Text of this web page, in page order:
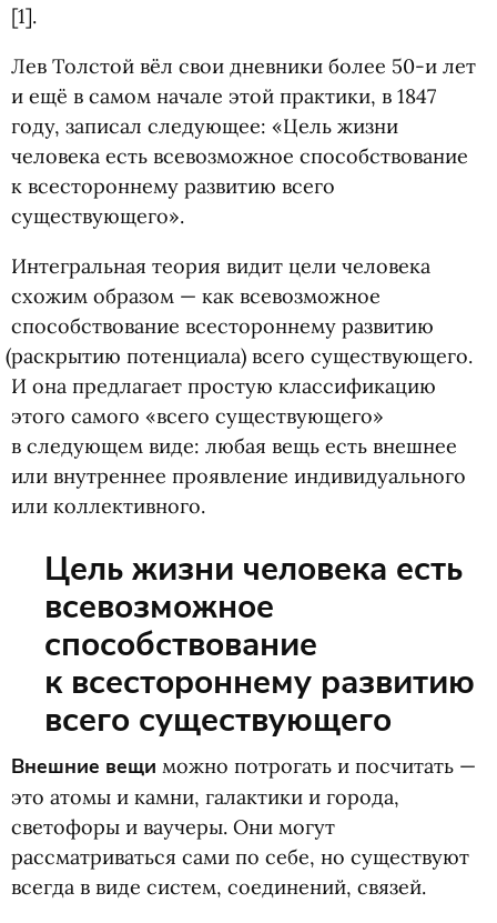
[1].
Лев Толстой вёл свои дневники более 50-и лет
и ещё в самом начале этой практики, в 1847
году, записал следующее: «Цель жизни
человека есть всевозможное способствование
к всестороннему развитию всего
существующего».
Интегральная теория видит цели человека
схожим образом — как всевозможное
способствование всестороннему развитию
(раскрытию потенциала) всего существующего.
И она предлагает простую классификацию
этого самого «всего существующего»
в следующем виде: любая вещь есть внешнее
или внутреннее проявление индивидуального
или коллективного.
Цель жизни человека есть
всевозможное
способствование
к всестороннему развитию
всего существующего
Внешние вещи можно потрогать и посчитать —
это атомы и камни, галактики и города,
светофоры и ваучеры. Они могут
рассматриваться сами по себе, но существуют
всегда в виде систем, соединений, связей.